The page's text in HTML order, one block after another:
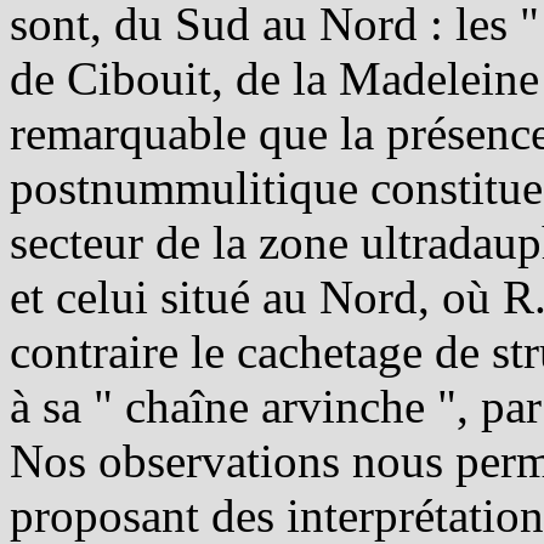
sont, du Sud au Nord : les
de Cibouit, de la
remarquable que la
postnummulitique
secteur de la zone
et celui situé au Nord, où
contraire le cachetage de
à sa " chaîne arvinche ",
Nos observations nous
proposant des